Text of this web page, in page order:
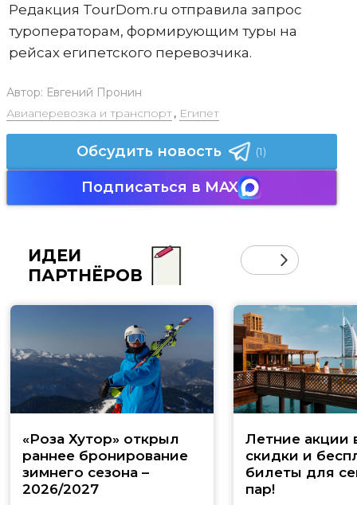
Редакция TourDom.ru отправила запрос
туроператорам, формирующим туры на
рейсах египетского перевозчика.
Автор: Евгений Пронин
Авиаперевозка и транспорт, Египет
Обсудить новость (1)
Подписаться в MAX
ИДЕИ
ПАРТНЁРОВ
«Роза Хутор» открыл
раннее бронирование
зимнего сезона –
2026/2027
Летние акции
скидки и
билеты для
пар!